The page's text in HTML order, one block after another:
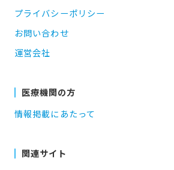
プライバシーポリシー
お問い合わせ
運営会社
医療機関の方
情報掲載にあたって
関連サイト